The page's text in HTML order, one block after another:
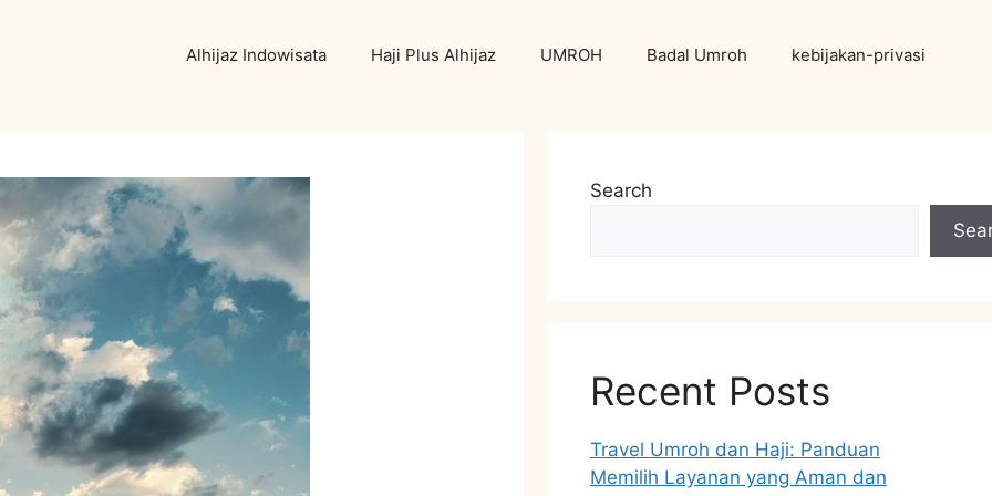
Alhijaz Indowisata Haji Plus Alhijaz UMROH Badal Umroh kebijakan-privasi
Search
Recent Posts
Travel Umroh dan Haji: Panduan
Memilih Layanan yang Aman dan